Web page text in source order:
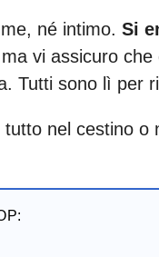
né intimo. Si
vi assicuro
Tutti sono lì per
nel cestino o